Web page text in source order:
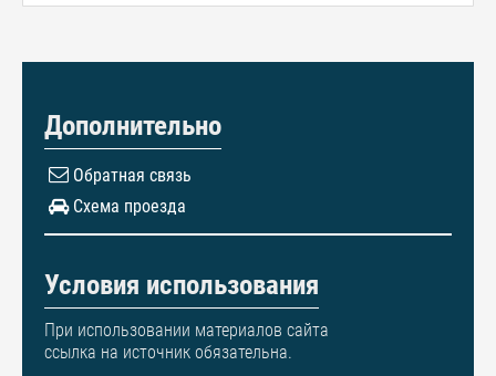
Дополнительно
Обратная связь
Схема проезда
Условия использования
При использовании материалов сайта
ссылка на источник обязательна.